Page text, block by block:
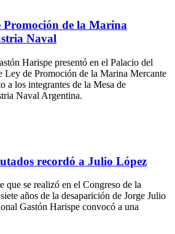
Promoción de la Marina
Naval
Harispe presentó en el Palacio del
Ley de Promoción de la Marina Mercante
a los integrantes de la Mesa de
Naval Argentina.
recordó a Julio López
que se realizó en el Congreso de la
años de la desaparición de Jorge Julio
Gastón Harispe convocó a una